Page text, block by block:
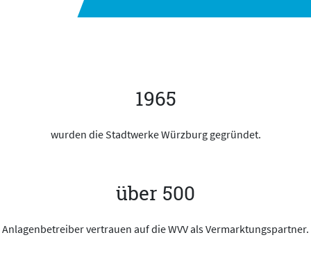
1965
wurden die Stadtwerke Würzburg gegründet.
über 500
Anlagenbetreiber vertrauen auf die WVV als Vermarktungspartner.